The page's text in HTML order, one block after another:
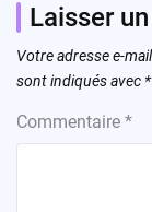
Laisser
Votre adresse e-
sont indiqués avec *
Commentaire *